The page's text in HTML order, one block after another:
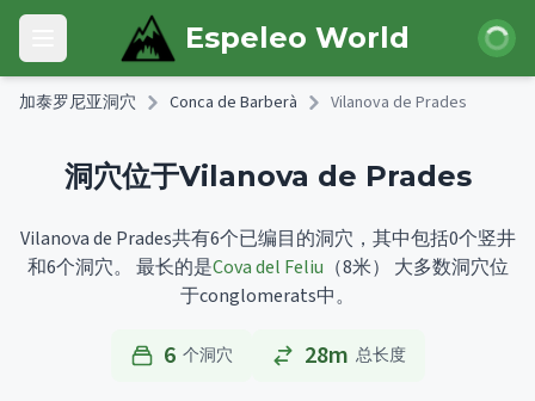
Skip to main content
Open main menu Espeleo World 登录
加泰罗尼亚洞穴 Conca de Barberà Vilanova de Prades
洞穴位于Vilanova de Prades
Vilanova de Prades共有6个已编目的洞穴，其中包括0个竖井
和6个洞穴。
最长的是Cova del Feliu （8米）
大多数洞穴位
于conglomerats中。
6 个洞穴 28m 总长度